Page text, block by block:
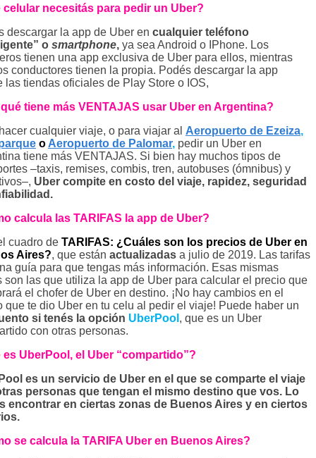
celular necesitás para pedir un Uber?
descargar la app de Uber en cualquier teléfono
o smartphone, ya sea Android o IPhone. Los
tienen una app exclusiva de Uber para ellos, mientras
conductores tienen la propia. Podés descargar la app
las tiendas oficiales de Play Store o IOS,
tiene más VENTAJAS usar Uber en Argentina?
cualquier viaje, o para viajar al Aeropuerto de Ezeiza,
o Aeropuerto de Palomar, pedir un Uber en
tiene más VENTAJAS. Si bien hay muchos tipos de
–taxis, remises, combis, tren, autobuses (ómnibus) y
Uber compite en costo del viaje, rapidez, seguridad
calcula las TARIFAS la app de Uber?
cuadro de TARIFAS: ¿Cuáles son los precios de Uber en
Aires?, que están actualizadas a julio de 2019. Las tarifas
guía para que tengas más información. Esas mismas
son las que utiliza la app de Uber para calcular el precio que
el chofer de Uber en destino. ¡No hay cambios en el
que te dio Uber en tu celu al pedir el viaje! Puede haber un
si tenés la opción UberPool , que es un Uber
con otras personas.
es UberPool, el Uber “compartido”?
es un servicio de Uber en el que se comparte el viaje
personas que tengan el mismo destino que vos. Lo
encontrar en ciertas zonas de Buenos Aires y en ciertos
se calcula la TARIFA Uber en Buenos Aires?